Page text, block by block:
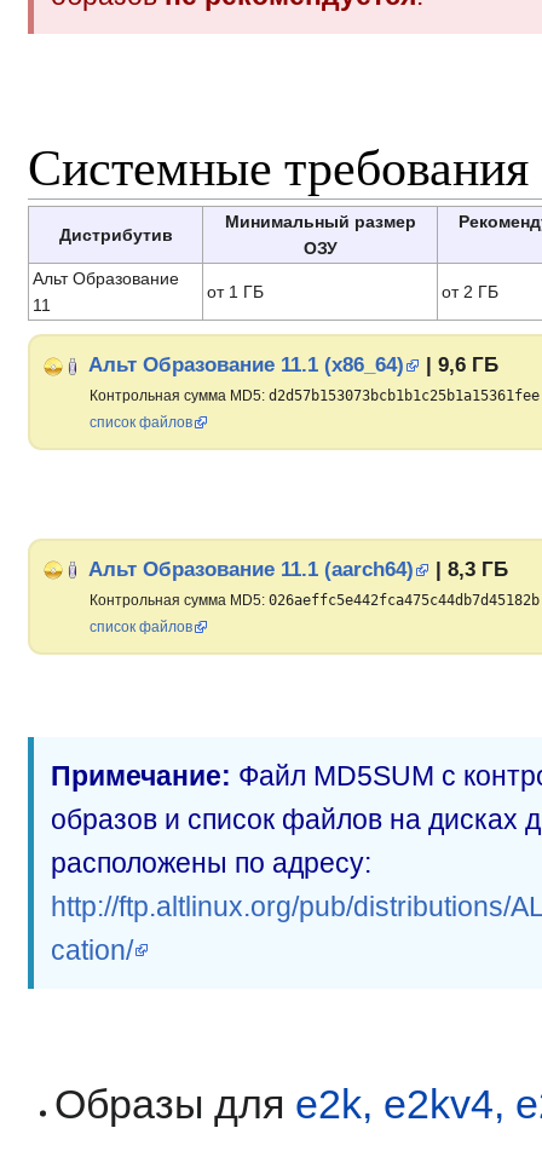
Системные требования
Дистрибутив
Минимальный размер
ОЗУ
Альт Образование
11
от 1 ГБ от 2 ГБ
Альт Образование 11.1 (x86_64) | 9,6 ГБ
Контрольная сумма MD5: d2d57b153073bcb1b1c25b1a15361fee
список файлов
Альт Образование 11.1 (aarch64) | 8,3 ГБ
Контрольная сумма MD5: 026aeffc5e442fca475c44db7d45182b
список файлов
Примечание: Файл MD5SUM с
образов и список файлов на дисках
расположены по адресу:
http://ftp.altlinux.org/pub/distributions/
cation/
Образы для e2k, e2kv4,